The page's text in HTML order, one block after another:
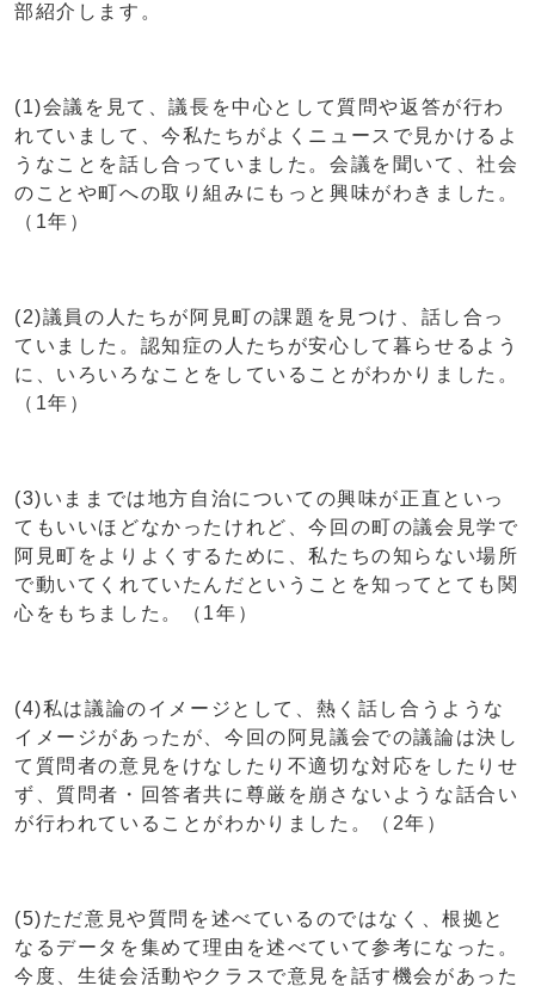
部紹介します。
(1)会議を見て、議長を中心として質問や返答が行わ
れていまして、今私たちがよくニュースで見かけるよ
うなことを話し合っていました。会議を聞いて、社会
のことや町への取り組みにもっと興味がわきました。
（1年）
(2)議員の人たちが阿見町の課題を見つけ、話し合っ
ていました。認知症の人たちが安心して暮らせるよう
に、いろいろなことをしていることがわかりました。
（1年）
(3)いままでは地方自治についての興味が正直といっ
てもいいほどなかったけれど、今回の町の議会見学で
阿見町をよりよくするために、私たちの知らない場所
で動いてくれていたんだということを知ってとても関
心をもちました。（1年）
(4)私は議論のイメージとして、熱く話し合うような
イメージがあったが、今回の阿見議会での議論は決し
て質問者の意見をけなしたり不適切な対応をしたりせ
ず、質問者・回答者共に尊厳を崩さないような話合い
が行われていることがわかりました。（2年）
(5)ただ意見や質問を述べているのではなく、根拠と
なるデータを集めて理由を述べていて参考になった。
今度、生徒会活動やクラスで意見を話す機会があった